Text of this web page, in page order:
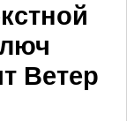
Ветер